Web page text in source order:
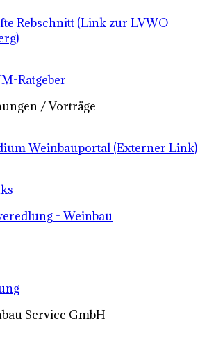
Rebschnitt (Link zur LVWO
Ratgeber
/ Vorträge
Weinbauportal (Externer Link)
- Weinbau
Service GmbH